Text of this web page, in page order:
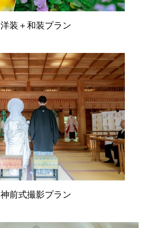
洋装＋和装プラン
神前式撮影プラン